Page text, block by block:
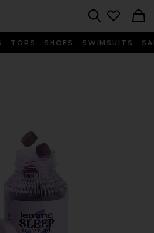
TOPS SHOES SWIMSUITS
МАРМЕЛАДКИ SLEEP